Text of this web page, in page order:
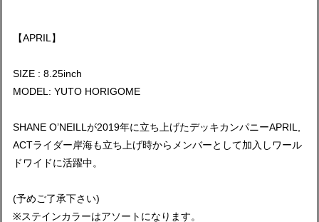
【APRIL】
SIZE : 8.25inch
MODEL: YUTO HORIGOME
SHANE O’NEILLが2019年に立ち上げたデッキカンパニーAPRIL,
ACTライダー岸海も立ち上げ時からメンバーとして加入しワール
ドワイドに活躍中。
(予めご了承下さい)
※ステインカラーはアソートになります。